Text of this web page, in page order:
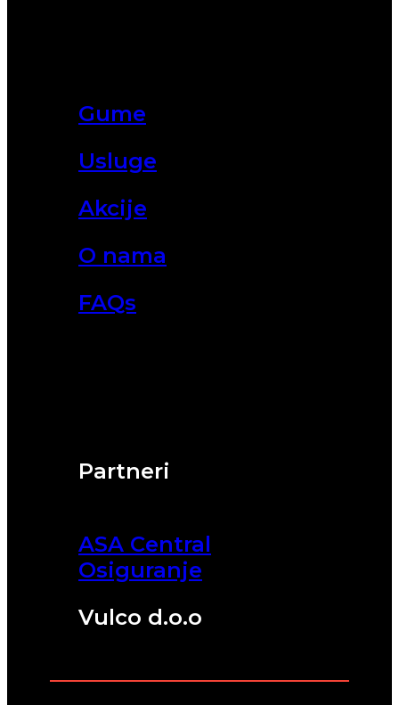
Partneri
ASA Central
Osiguranje
Vulco d.o.o
Gume
Usluge
Akcije
O nama
FAQs